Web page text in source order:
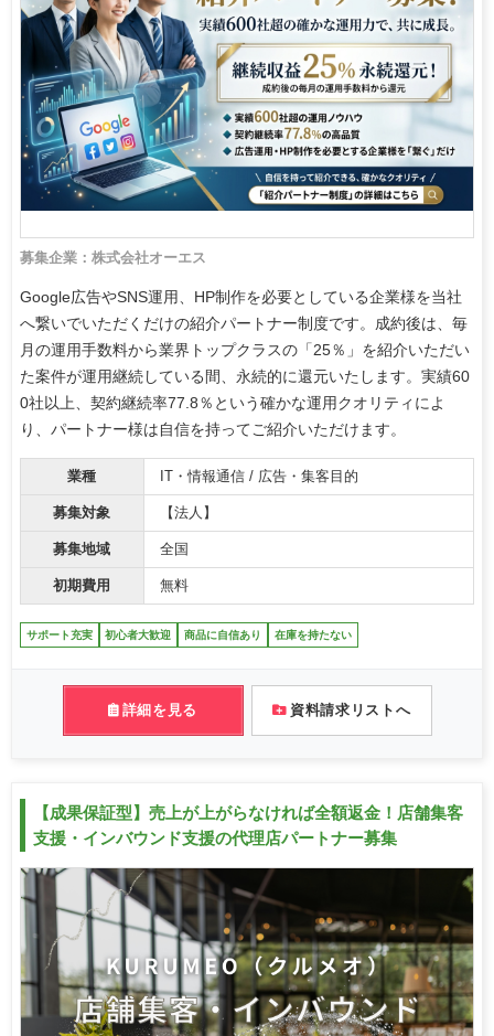
募集企業：株式会社オーエス
Google広告やSNS運用、HP制作を必要としている企業様を当社
へ繋いでいただくだけの紹介パートナー制度です。成約後は、毎
月の運用手数料から業界トップクラスの「25％」を紹介いただい
た案件が運用継続している間、永続的に還元いたします。実績60
0社以上、契約継続率77.8％という確かな運用クオリティによ
り、パートナー様は自信を持ってご紹介いただけます。
業種 IT・情報通信 / 広告・集客目的
募集対象 【法人】
募集地域 全国
初期費用 無料
サポート充実 初心者大歓迎 商品に自信あり 在庫を持たない
詳細を見る 資料請求リストへ
【成果保証型】売上が上がらなければ全額返金！店舗集客
支援・インバウンド支援の代理店パートナー募集